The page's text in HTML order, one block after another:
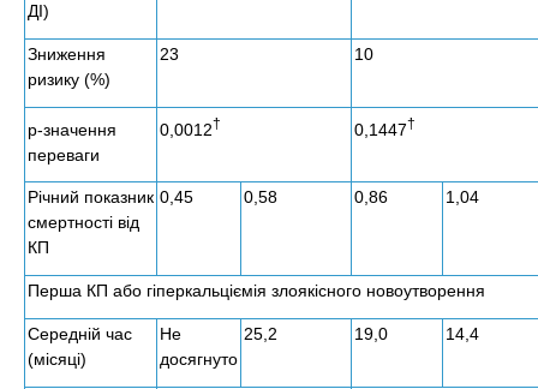
ДІ)
Зниження
ризику (%)
23 10
р-значення
переваги
0,0012† 0,1447†
Річний показник
смертності від
КП
0,45 0,58 0,86 1,04
Перша КП або гіперкальціємія злоякісного новоутворення
Середній час
(місяці)
Не
досягнуто
25,2 19,0 14,4